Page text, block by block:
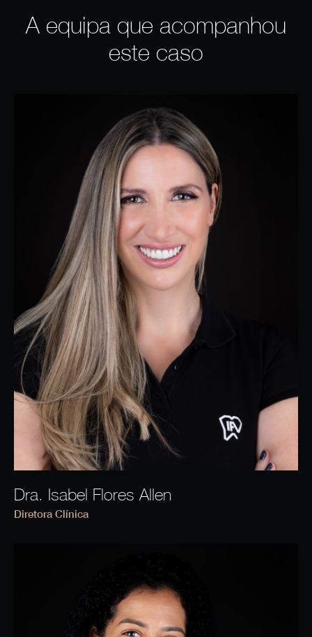
A equipa que acompanhou
este caso
Dra. Isabel Flores Allen
Diretora Clínica